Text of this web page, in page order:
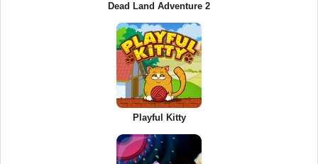
Dead Land Adventure 2
Playful Kitty